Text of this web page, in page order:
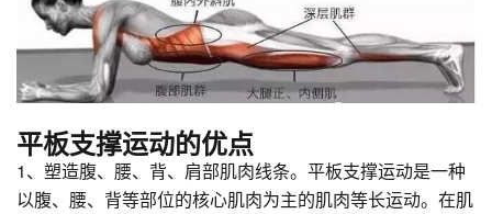
平板支撑运动的优点
1、塑造腹、腰、背、肩部肌肉线条。平板支撑运动是一种
以腹、腰、背等部位的核心肌肉为主的肌肉等长运动。在肌